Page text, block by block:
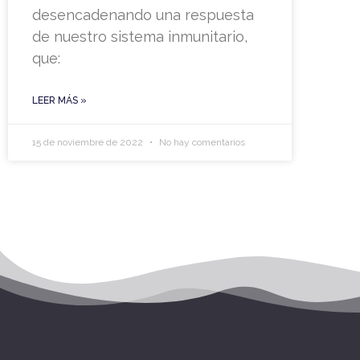
desencadenando una respuesta
de nuestro sistema inmunitario,
que:
LEER MÁS »
15 de noviembre de 2022 No hay comentarios